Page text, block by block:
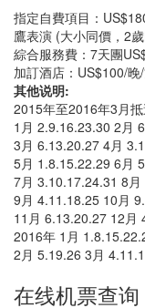
指定自費項目：
鷹表演 (大小同價，2
綜合服務費：7天團
加訂酒店：US$100/
其他说明:
2015年至2016年3月
1月 2.9.16.23.30 2月
3月 6.13.20.27 4月
5月 1.8.15.22.29 6月
7月 3.10.17.24.31 8
9月 4.11.18.25 10月
11月 6.13.20.27 12月
2016年 1月
2月 5.19.26 3月
在线机票查询